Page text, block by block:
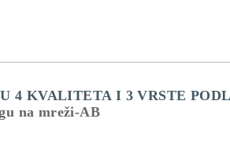
4 KVALITETA I 3 VRSTE
na mreži-AB